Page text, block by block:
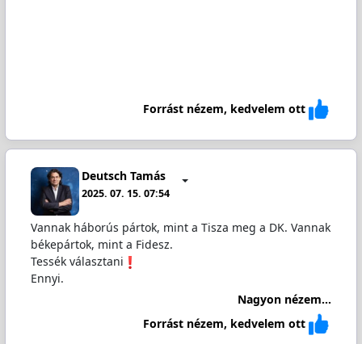
Forrást nézem, kedvelem ott
Deutsch Tamás
2025. 07. 15. 07:54
Vannak háborús pártok, mint a Tisza meg a DK. Vannak
békepártok, mint a Fidesz.
Tessék választani
Ennyi.
Nagyon nézem...
Forrást nézem, kedvelem ott